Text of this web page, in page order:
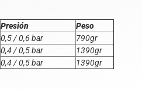
Presión
Peso
0,5 / 0,6 bar
790gr
0,4 / 0,5 bar
1390gr
0,4 / 0,5 bar 1390gr